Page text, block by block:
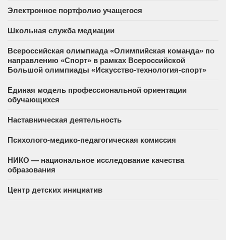
Электронное портфолио учащегося
Школьная служба медиации
Всероссийская олимпиада «Олимпийская команда» по
направлению «Спорт» в рамках Всероссийской
Большой олимпиады «Искусство-технология-спорт»
Единая модель профессиональной ориентации
обучающихся
Наставническая деятельность
Психолого-медико-педагогическая комиссия
НИКО — национальное исследование качества
образования
Центр детских инициатив